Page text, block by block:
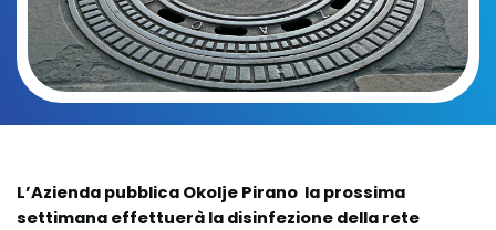
L’Azienda pubblica Okolje Pirano la prossima
settimana effettuerà la disinfezione della rete